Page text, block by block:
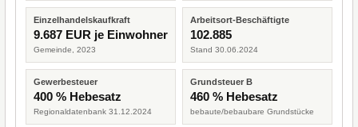
Einzelhandelskaufkraft
9.687 EUR je Einwohner
Gemeinde, 2023
Arbeitsort-Beschäftigte
102.885
Stand 30.06.2024
Gewerbesteuer
400 % Hebesatz
Regionaldatenbank 31.12.2024
Grundsteuer B
460 % Hebesatz
bebaute/bebaubare Grundstücke